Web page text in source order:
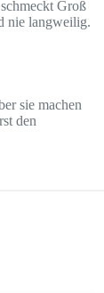
Groß
nie langweilig.
sie machen
den